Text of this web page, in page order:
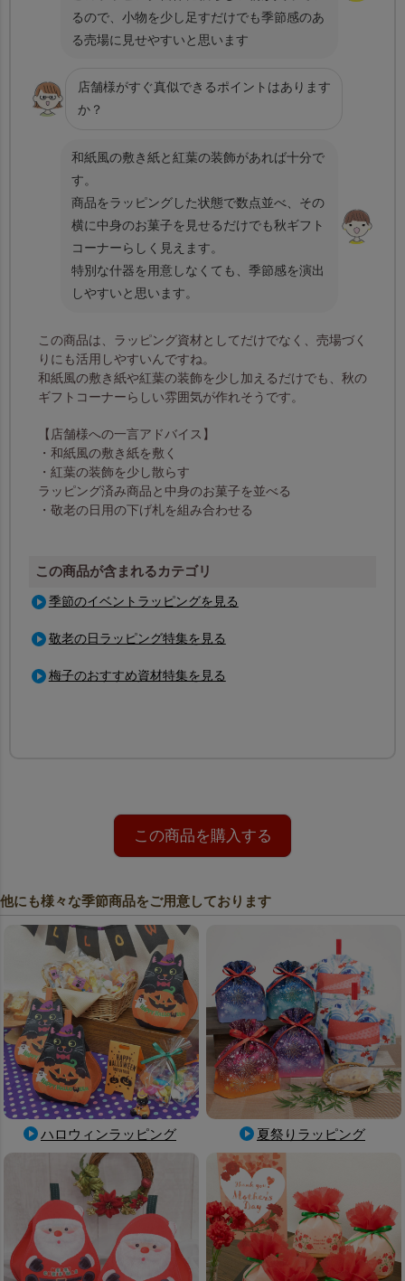
るので、小物を少し足すだけでも季節感のあ
る売場に見せやすいと思います
店舗様がすぐ真似できるポイントはあります
か？
和紙風の敷き紙と紅葉の装飾があれば十分で
す。
商品をラッピングした状態で数点並べ、その
横に中身のお菓子を見せるだけでも秋ギフト
コーナーらしく見えます。
特別な什器を用意しなくても、季節感を演出
しやすいと思います。
この商品は、ラッピング資材としてだけでなく、売場づく
りにも活用しやすいんですね。
和紙風の敷き紙や紅葉の装飾を少し加えるだけでも、秋の
ギフトコーナーらしい雰囲気が作れそうです。
【店舗様への一言アドバイス】
・和紙風の敷き紙を敷く
・紅葉の装飾を少し散らす
ラッピング済み商品と中身のお菓子を並べる
・敬老の日用の下げ札を組み合わせる
この商品が含まれるカテゴリ
季節のイベントラッピングを見る
敬老の日ラッピング特集を見る
梅子のおすすめ資材特集を見る
この商品を購入する
他にも様々な季節商品をご用意しております
ハロウィンラッピング 夏祭りラッピング